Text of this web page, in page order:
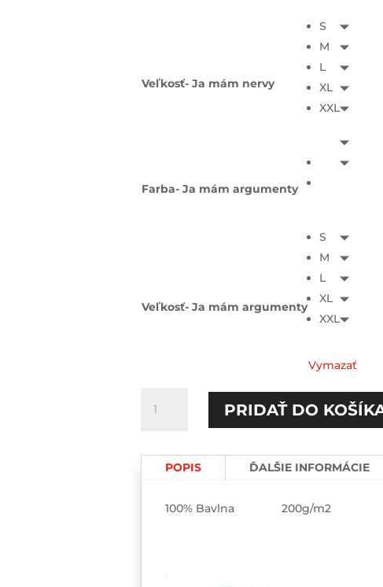
Veľkosť- Ja mám nervy
S
M
L
XL
XXL
Farba- Ja mám argumenty
Veľkosť- Ja mám argumenty
S
M
L
XL
XXL
Vymazať
argumenty
PRIDAŤ DO
POPIS ĎALŠIE INFORMÁCIE
100% Bavlna 200g/m2